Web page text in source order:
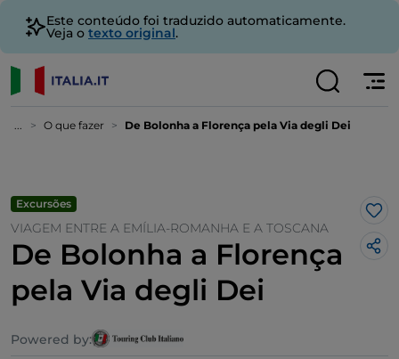
Este conteúdo foi traduzido automaticamente.
Veja o texto original.
... O que fazer De Bolonha a Florença pela Via degli Dei
Excursões
VIAGEM ENTRE A EMÍLIA-ROMANHA E A TOSCANA
De Bolonha a Florença
pela Via degli Dei
Powered by: